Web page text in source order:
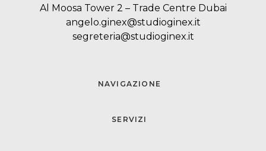
Al Moosa Tower 2 – Trade Centre Dubai
angelo.ginex@studioginex.it
segreteria@studioginex.it
NAVIGAZIONE
SERVIZI